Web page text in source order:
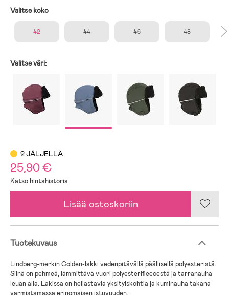
Valitse koko
42 44 46 48
Valitse väri:
2 JÄLJELLÄ
25,90 €
Katso hintahistoria
Lisää ostoskoriin
Tuotekuvaus
Lindberg-merkin Colden-lakki vedenpitävällä päällisellä polyesteristä.
Siinä on pehmeä, lämmittävä vuori polyesterifleecestä ja tarranauha
leuan alla. Lakissa on heijastavia yksityiskohtia ja kuminauha takana
varmistamassa erinomaisen istuvuuden.